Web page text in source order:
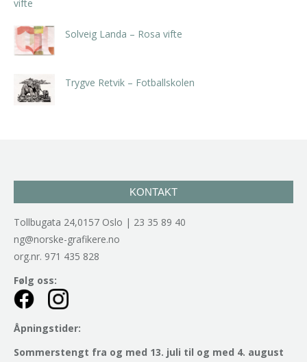
Solveig Landa – Rosa vifte
Trygve Retvik – Fotballskolen
KONTAKT
Tollbugata 24,0157 Oslo | 23 35 89 40
ng@norske-grafikere.no
org.nr. 971 435 828
Følg oss:
Åpningstider:
Sommerstengt fra og med 13. juli til og med 4. august